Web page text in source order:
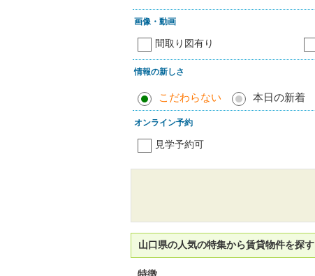
画像・動画
間取り図有り
情報の新しさ
こだわらない 本日の新着
オンライン予約
見学予約可
山口県の人気の特集から賃貸物件を探す